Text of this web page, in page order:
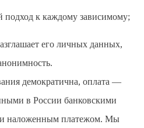
подход к каждому зависимому;
его личных данных,
демократична, оплата —
в России банковскими
наложенным платежом. Мы